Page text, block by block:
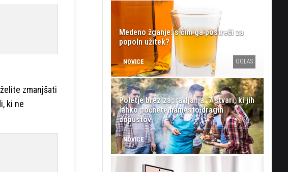
zmanjšati
ki ne
Medeno žganje: s čim ga postreči za
popoln užitek?
NOVICE OGLAS
Poletje brez zapravljanja: 7 stvari, ki jih
lahko počnete namesto dragih
dopustov
NOVICE